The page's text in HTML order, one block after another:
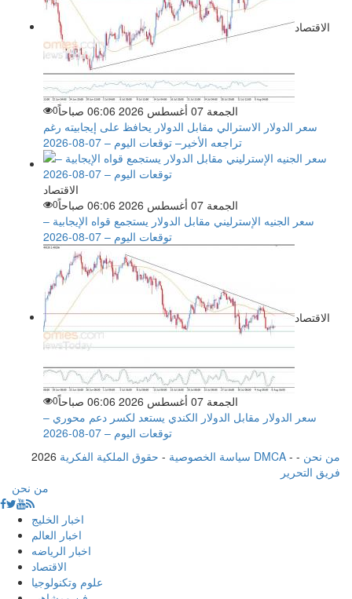
الاقتصاد
الجمعة 07 أغسطس 2026 06:06 صباحاً 0
سعر الدولار الاسترالي مقابل الدولار يحافظ على إيجابيته رغم
تراجعه الأخير– توقعات اليوم – 07-08-2026
الاقتصاد
الجمعة 07 أغسطس 2026 06:06 صباحاً
0
سعر الجنيه الإسترليني مقابل الدولار يستجمع قواه الإيجابية –
توقعات اليوم – 07-08-2026
الاقتصاد
الجمعة 07 أغسطس 2026 06:06 صباحاً 0
سعر الدولار مقابل الدولار الكندي يستعد لكسر دعم محوري –
توقعات اليوم – 07-08-2026
2026
سياسة الخصوصية - حقوق الملكية الفكرية DMCA - من نحن -
فريق التحرير
من نحن
اخبار الخليج
اخبار العالم
اخبار الرياضه
الاقتصاد
علوم وتكنولوجيا